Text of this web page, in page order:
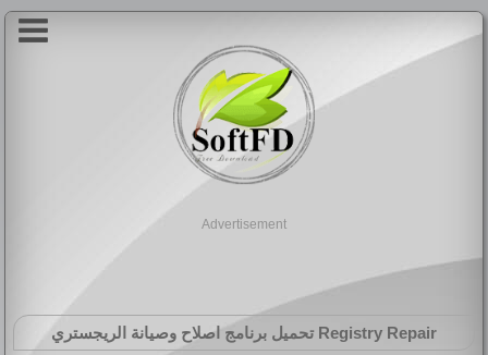
Advertisement
Registry Repair تحميل برنامج اصلاح وصيانة الريجستري